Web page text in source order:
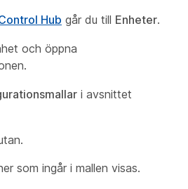
Hub går du till Enheter.
och öppna
i avsnittet
som ingår i mallen visas.